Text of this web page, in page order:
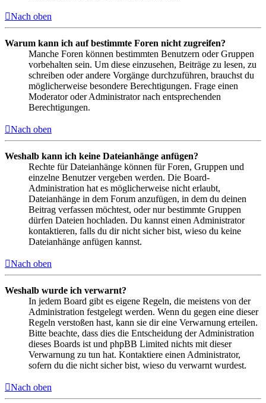
Nach oben
Warum kann ich auf bestimmte Foren nicht zugreifen?
Manche Foren können bestimmten Benutzern oder Gruppen
vorbehalten sein. Um diese einzusehen, Beiträge zu lesen, zu
schreiben oder andere Vorgänge durchzuführen, brauchst du
möglicherweise besondere Berechtigungen. Frage einen
Moderator oder Administrator nach entsprechenden
Berechtigungen.
Nach oben
Weshalb kann ich keine Dateianhänge anfügen?
Rechte für Dateianhänge können für Foren, Gruppen und
einzelne Benutzer vergeben werden. Die Board-
Administration hat es möglicherweise nicht erlaubt,
Dateianhänge in dem Forum anzufügen, in dem du deinen
Beitrag verfassen möchtest, oder nur bestimmte Gruppen
dürfen Dateien hochladen. Du kannst einen Administrator
kontaktieren, falls du dir nicht sicher bist, wieso du keine
Dateianhänge anfügen kannst.
Nach oben
Weshalb wurde ich verwarnt?
In jedem Board gibt es eigene Regeln, die meistens von der
Administration festgelegt werden. Wenn du gegen eine dieser
Regeln verstoßen hast, kann sie dir eine Verwarnung erteilen.
Bitte beachte, dass dies die Entscheidung der Administration
dieses Boards ist und phpBB Limited nichts mit dieser
Verwarnung zu tun hat. Kontaktiere einen Administrator,
sofern du die nicht sicher bist, wieso du verwarnt wurdest.
Nach oben